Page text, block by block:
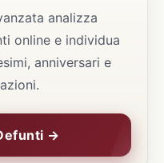
analizza
online e individua
anniversari e
→